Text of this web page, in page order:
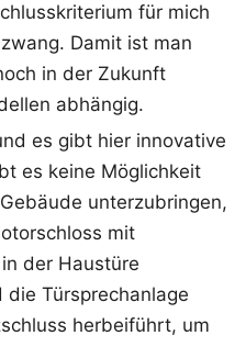
für mich
Damit ist man
in der Zukunft
abhängig.
es gibt hier innovative
es keine Möglichkeit
unterzubringen,
mit
der Haustüre
Türsprechanlage
herbeiführt, um